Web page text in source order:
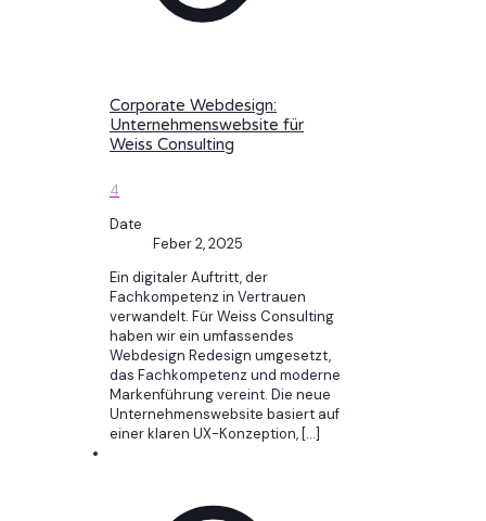
Corporate Webdesign:
Unternehmenswebsite für
Weiss Consulting
4
Date
Feber 2, 2025
Ein digitaler Auftritt, der
Fachkompetenz in Vertrauen
verwandelt. Für Weiss Consulting
haben wir ein umfassendes
Webdesign Redesign umgesetzt,
das Fachkompetenz und moderne
Markenführung vereint. Die neue
Unternehmenswebsite basiert auf
einer klaren UX-Konzeption, […]